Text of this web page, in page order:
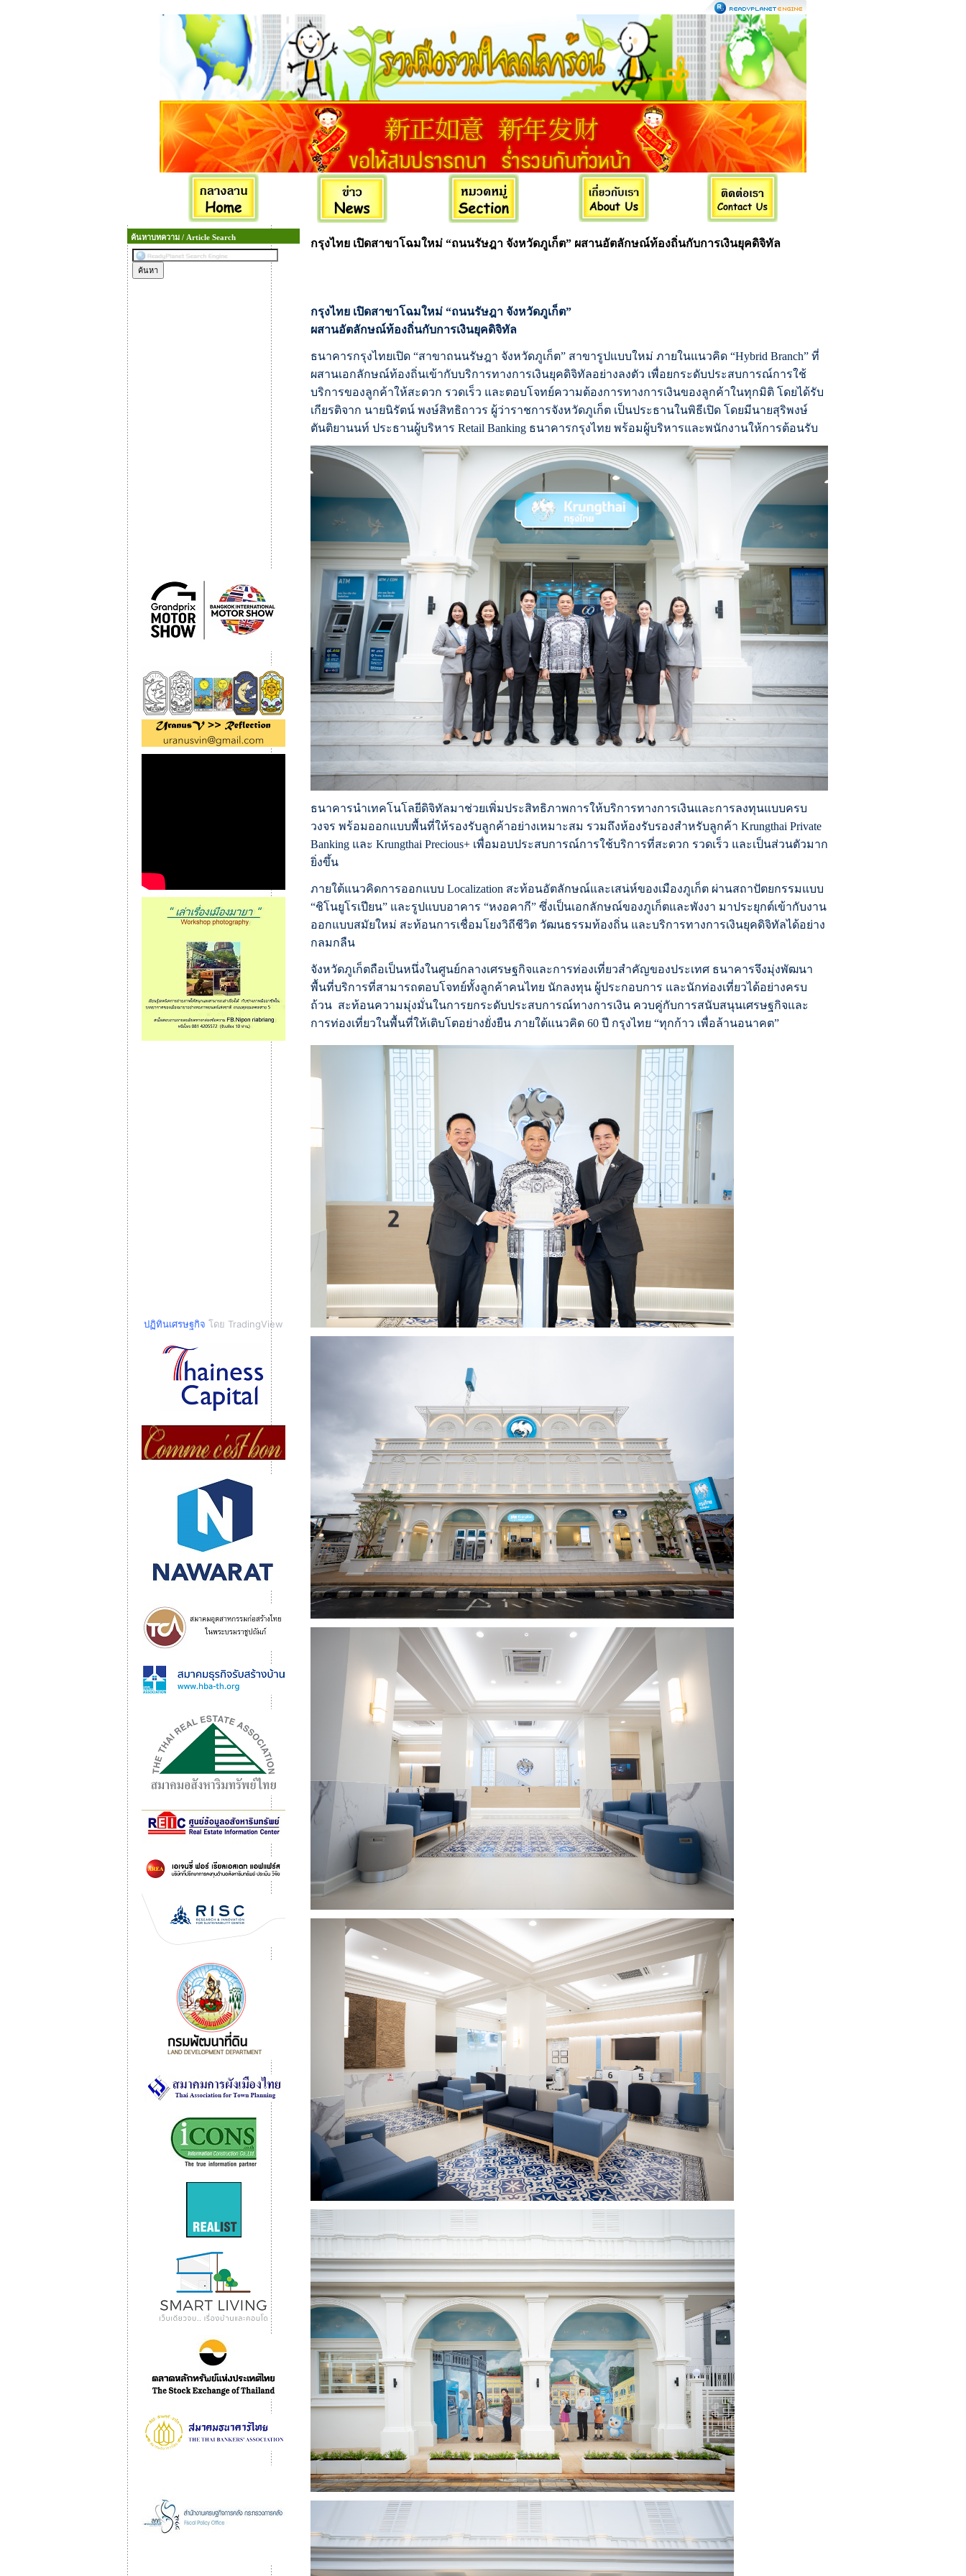
ค้นหาบทความ / Article Search
ปฏิทินเศรษฐกิจ โดย TradingView
กรุงไทย เปิดสาขาโฉมใหม่ “ถนนรัษฎา จังหวัดภูเก็ต” ผสานอัตลักษณ์ท้องถิ่นกับการเงินยุคดิจิทัล
กรุงไทย เปิดสาขาโฉมใหม่ “ถนนรัษฎา จังหวัดภูเก็ต”
ผสานอัตลักษณ์ท้องถิ่นกับการเงินยุคดิจิทัล
ธนาคารกรุงไทยเปิด “สาขาถนนรัษฎา จังหวัดภูเก็ต” สาขารูปแบบใหม่ ภายในแนวคิด “Hybrid Branch” ที่
ผสานเอกลักษณ์ท้องถิ่นเข้ากับบริการทางการเงินยุคดิจิทัลอย่างลงตัว เพื่อยกระดับประสบการณ์การใช้
บริการของลูกค้าให้สะดวก รวดเร็ว และตอบโจทย์ความต้องการทางการเงินของลูกค้าในทุกมิติ โดยได้รับ
เกียรติจาก นายนิรัตน์ พงษ์สิทธิถาวร ผู้ว่าราชการจังหวัดภูเก็ต เป็นประธานในพิธีเปิด โดยมีนายสุริพงษ์
ตันติยานนท์ ประธานผู้บริหาร Retail Banking ธนาคารกรุงไทย พร้อมผู้บริหารและพนักงานให้การต้อนรับ
ธนาคารนำเทคโนโลยีดิจิทัลมาช่วยเพิ่มประสิทธิภาพการให้บริการทางการเงินและการลงทุนแบบครบ
วงจร พร้อมออกแบบพื้นที่ให้รองรับลูกค้าอย่างเหมาะสม รวมถึงห้องรับรองสำหรับลูกค้า Krungthai Private
Banking และ Krungthai Precious+ เพื่อมอบประสบการณ์การใช้บริการที่สะดวก รวดเร็ว และเป็นส่วนตัวมาก
ยิ่งขึ้น
ภายใต้แนวคิดการออกแบบ Localization สะท้อนอัตลักษณ์และเสน่ห์ของเมืองภูเก็ต ผ่านสถาปัตยกรรมแบบ
“ชิโนยูโรเปียน” และรูปแบบอาคาร “หงอคากี” ซึ่งเป็นเอกลักษณ์ของภูเก็ตและพังงา มาประยุกต์เข้ากับงาน
ออกแบบสมัยใหม่ สะท้อนการเชื่อมโยงวิถีชีวิต วัฒนธรรมท้องถิ่น และบริการทางการเงินยุคดิจิทัลได้อย่าง
กลมกลืน
จังหวัดภูเก็ตถือเป็นหนึ่งในศูนย์กลางเศรษฐกิจและการท่องเที่ยวสำคัญของประเทศ ธนาคารจึงมุ่งพัฒนา
พื้นที่บริการที่สามารถตอบโจทย์ทั้งลูกค้าคนไทย นักลงทุน ผู้ประกอบการ และนักท่องเที่ยวได้อย่างครบ
ถ้วน สะท้อนความมุ่งมั่นในการยกระดับประสบการณ์ทางการเงิน ควบคู่กับการสนับสนุนเศรษฐกิจและ
การท่องเที่ยวในพื้นที่ให้เติบโตอย่างยั่งยืน ภายใต้แนวคิด 60 ปี กรุงไทย “ทุกก้าว เพื่อล้านอนาคต”